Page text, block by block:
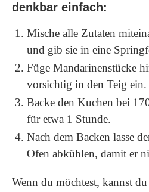
denkbar einfach:
Mische alle Zutaten
und gib sie in eine
Füge Mandarinenstücke
vorsichtig in den Teig ein.
Backe den Kuchen bei
für etwa 1 Stunde.
Nach dem Backen lasse
Ofen abkühlen, damit er
Wenn du möchtest, kannst